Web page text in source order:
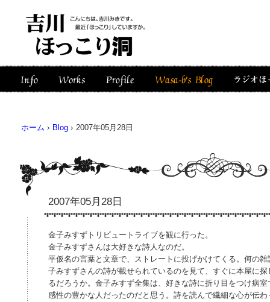
ホーム › Blog › 2007年05月28日
2007年05月28日
金子みすずトリビュートライブを観に行った。
金子みすずさんは大好きな詩人なのだ。
平仮名の言葉と文章で、ストレートに投げかけてくる。何の
子みすずさんの詩が載せられているのを見て、すぐに本屋に
るだろうか。金子みすず全集は、好きな詩に折り目をつけ病
感性の豊かな人だったのだと思う。詩を読んで繊細な心が伝